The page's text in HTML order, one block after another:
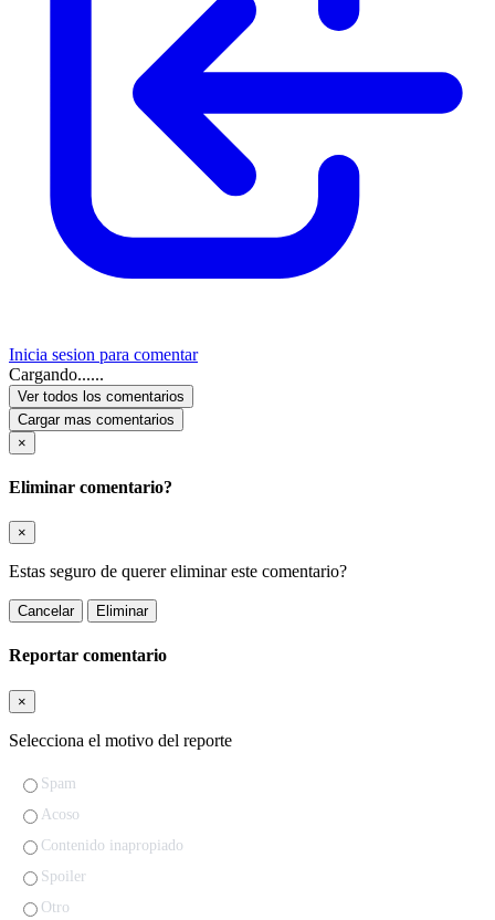
Inicia sesion para comentar
Cargando......
Ver todos los comentarios
Cargar mas comentarios
×
Eliminar comentario?
×
Estas seguro de querer eliminar este comentario?
Cancelar Eliminar
Reportar comentario
×
Selecciona el motivo del reporte
Spam
Acoso
Contenido inapropiado
Spoiler
Otro